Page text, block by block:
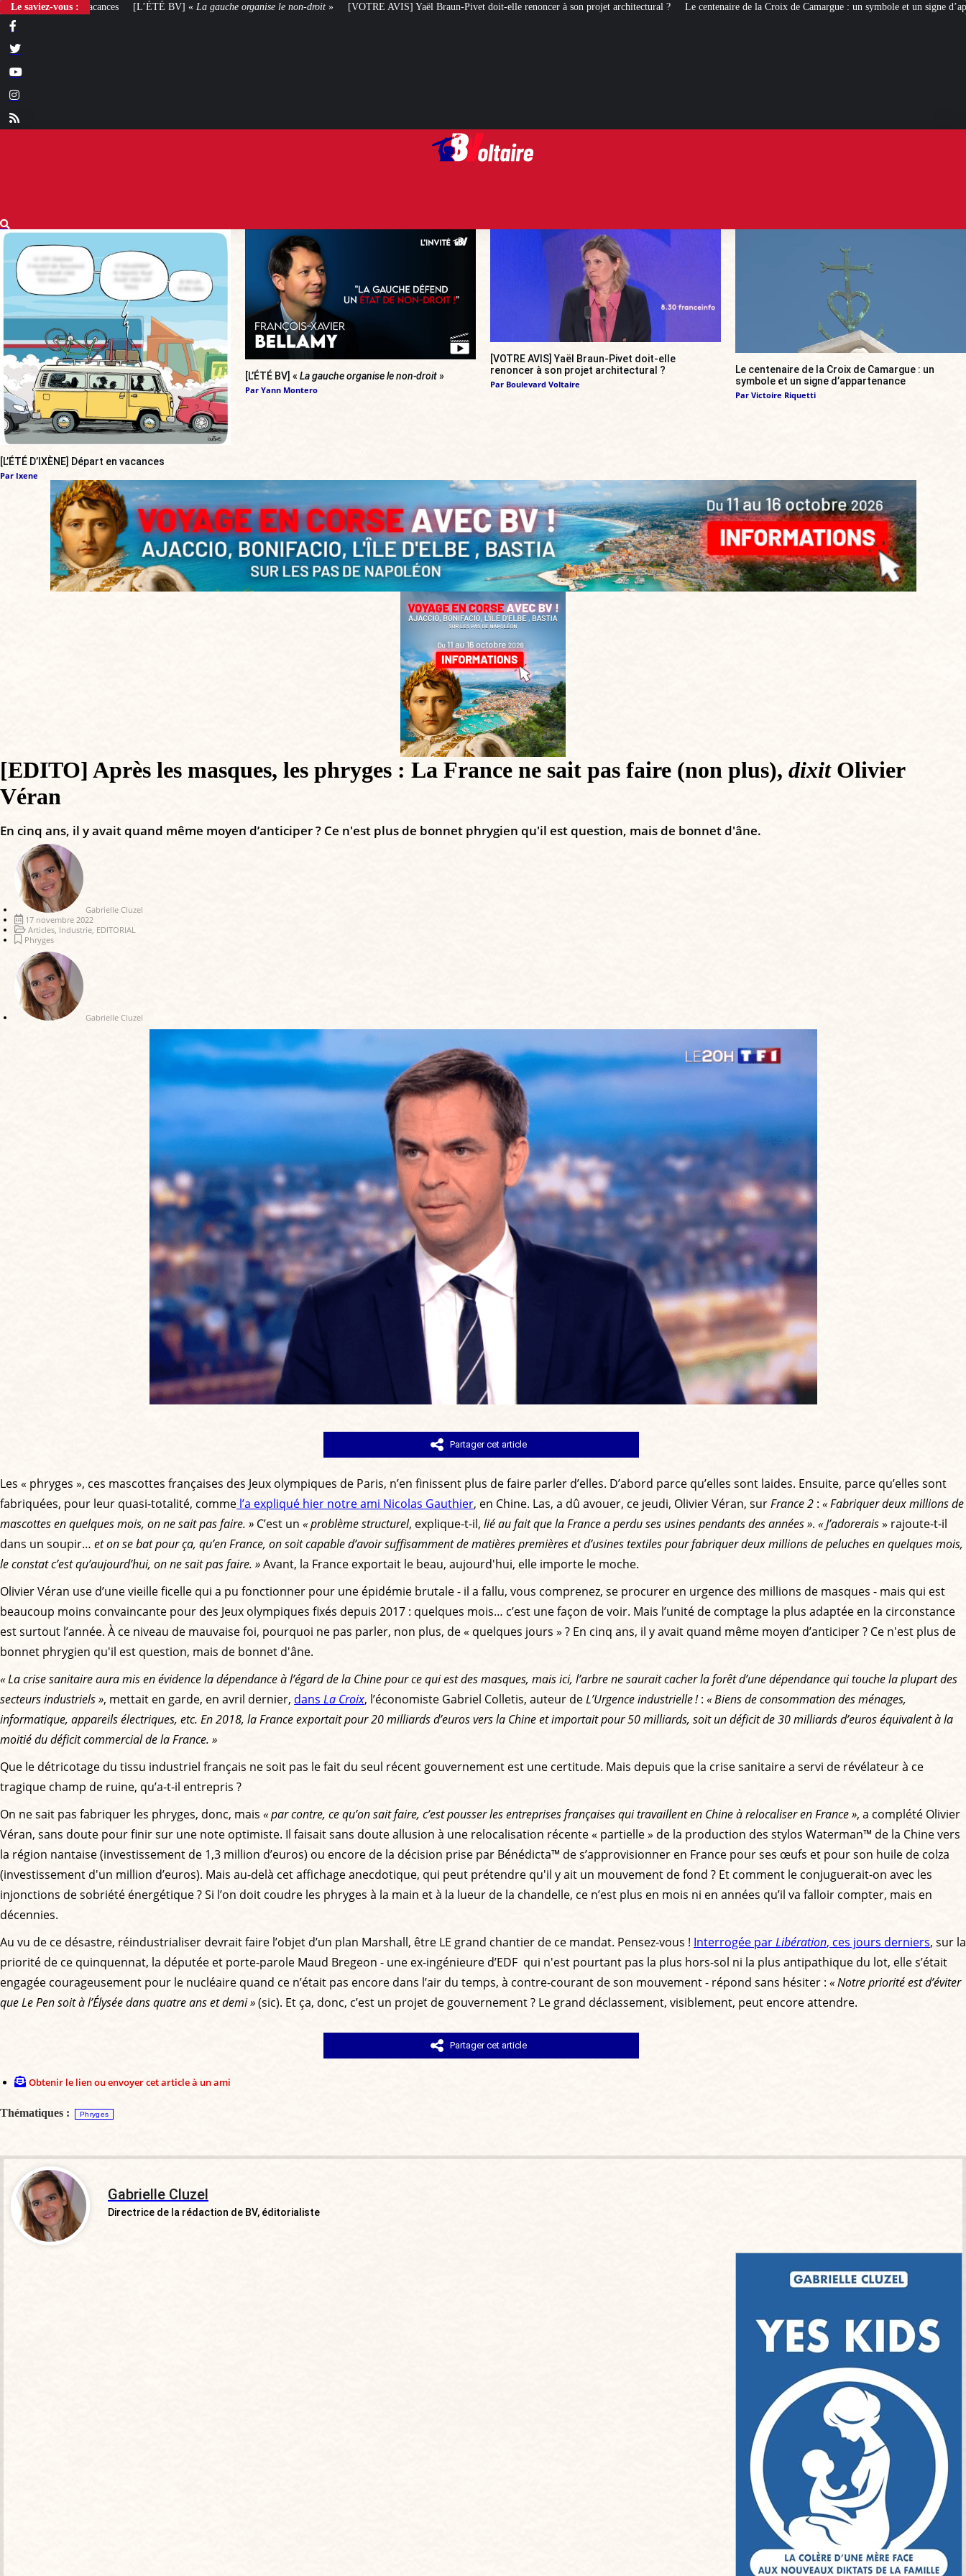
Le saviez-vous :
[L’ÉTÉ BV] « La gauche organise le non-droit » [VOTRE AVIS] Yaël Braun-Pivet doit-elle renoncer à son projet architectural ? Le centenaire de la Croix de Camargue : un symbole et un signe d’appartenance [ROMANS
[L’ÉTÉ D’IXÈNE] Départ en vacances
Par Ixene
[L’ÉTÉ BV] « La gauche organise le non-droit»
Par Yann Montero
[VOTRE AVIS] Yaël Braun-Pivet doit-elle
renoncer à son projet architectural ?
Par Boulevard Voltaire
Le centenaire de la Croix de Camargue : un
symbole et un signe d’appartenance
Par Victoire Riquetti
[EDITO] Après les masques, les phryges : La France ne sait pas faire (non plus), dixitOlivier
Véran
En cinq ans, il y avait quand même moyen d’anticiper ? Ce n'est plus de bonnet phrygien qu'il est question, mais de bonnet d'âne.
Gabrielle Cluzel
17 novembre 2022
Articles Industrie EDITORIAL
Phryges
Gabrielle Cluzel
Partager cet article
Les « phryges », ces mascottes françaises des Jeux olympiques de Paris, n’en finissent plus de faire parler d’elles. D’abord parce qu’elles sont laides. Ensuite, parce qu’elles sont
fabriquées, pour leur quasi-totalité, comme l’a expliqué hier notre ami Nicolas Gauthier, en Chine. Las, a dû avouer, ce jeudi, Olivier Véran, surFrance 2 : « Fabriquer deux millions de
mascottes en quelques mois, on ne sait pas faire. » C’est un « problème structurel, explique-t-il, lié au fait que la France a perdu ses usines pendants des années ». « J’adorerais» rajoute-t-il
dans un soupir… et on se bat pour ça, qu’en France, on soit capable d’avoir suffisamment de matières premières et d’usines textiles pour fabriquer deux millions de peluches en quelques mois,
le constat c’est qu’aujourd’hui, on ne sait pas faire. »Avant, la France exportait le beau, aujourd'hui, elle importe le moche.
Olivier Véran use d’une vieille ficelle qui a pu fonctionner pour une épidémie brutale - il a fallu, vous comprenez, se procurer en urgence des millions de masques - mais qui est
beaucoup moins convaincante pour des Jeux olympiques fixés depuis 2017 : quelques mois… c’est une façon de voir. Mais l’unité de comptage la plus adaptée en la circonstance
est surtout l’année. À ce niveau de mauvaise foi, pourquoi ne pas parler, non plus, de « quelques jours » ? En cinq ans, il y avait quand même moyen d’anticiper ? Ce n'est plus de
bonnet phrygien qu'il est question, mais de bonnet d'âne.
« La crise sanitaire aura mis en évidence la dépendance à l’égard de la Chine pour ce qui est des masques, mais ici, l’arbre ne saurait cacher la forêt d’une dépendance qui touche la plupart des
secteurs industriels », mettait en garde, en avril dernier, dans La Croix, l’économiste Gabriel Colletis, auteur deL’Urgence industrielle !: « Biens de consommation des ménages,
informatique, appareils électriques, etc. En 2018, la France exportait pour 20 milliards d’euros vers la Chine et importait pour 50 milliards, soit un déficit de 30 milliards d’euros équivalent à la
moitié du déficit commercial de la France. »
Que le détricotage du tissu industriel français ne soit pas le fait du seul récent gouvernement est une certitude. Mais depuis que la crise sanitaire a servi de révélateur à ce
tragique champ de ruine, qu’a-t-il entrepris ?
On ne sait pas fabriquer les phryges, donc, mais « par contre, ce qu’on sait faire, c’est pousser les entreprises françaises qui travaillent en Chine à relocaliser en France », a complété Olivier
Véran, sans doute pour finir sur une note optimiste. Il faisait sans doute allusion à une relocalisation récente « partielle » de la production des stylos Waterman™ de la Chine vers
la région nantaise (investissement de 1,3 million d’euros) ou encore de la décision prise par Bénédicta™ de s’approvisionner en France pour ses œufs et pour son huile de colza
(investissement d'un million d’euros). Mais au-delà cet affichage anecdotique, qui peut prétendre qu'il y ait un mouvement de fond ? Et comment le conjuguerait-on avec les
injonctions de sobriété énergétique ? Si l’on doit coudre les phryges à la main et à la lueur de la chandelle, ce n’est plus en mois ni en années qu’il va falloir compter, mais en
décennies.
Au vu de ce désastre, réindustrialiser devrait faire l’objet d’un plan Marshall, être LE grand chantier de ce mandat. Pensez-vous ! Interrogée parLibération, ces jours derniers, sur la
priorité de ce quinquennat, la députée et porte-parole Maud Bregeon - une ex-ingénieure d’EDF qui n'est pourtant pas la plus hors-sol ni la plus antipathique du lot, elle s’était
engagée courageusement pour le nucléaire quand ce n’était pas encore dans l’air du temps, à contre-courant de son mouvement - répond sans hésiter : « Notre priorité est d’éviter
que Le Pen soit à l’Élysée dans quatre ans et demi »(sic). Et ça, donc, c’est un projet de gouvernement ? Le grand déclassement, visiblement, peut encore attendre.
Partager cet article
Obtenir le lien ou envoyer cet article à un ami
Thématiques : Phryges
Gabrielle Cluzel
Directrice de la rédaction de BV, éditorialiste